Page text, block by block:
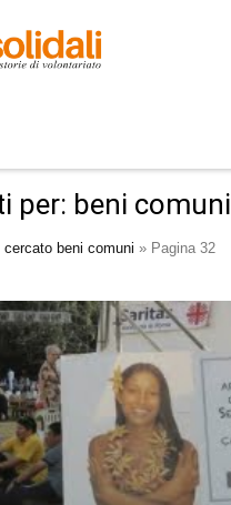
per: beni comuni
cercato beni comuni » Pagina 32